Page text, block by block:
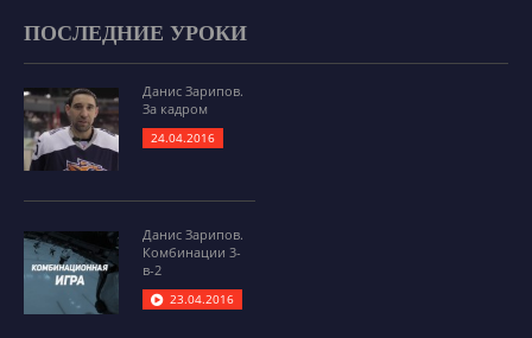
ПОСЛЕДНИЕ УРОКИ
Данис Зарипов.
За кадром
24.04.2016
Данис Зарипов.
Комбинации 3-
в-2
23.04.2016